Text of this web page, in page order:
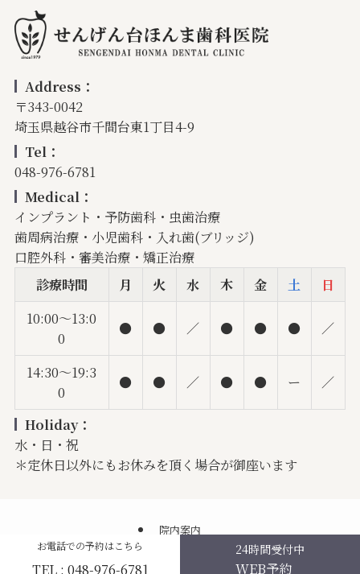
Address：
〒343-0042
埼玉県越谷市千間台東1丁目4-9
Tel：
048-976-6781
Medical：
インプラント・予防歯科・虫歯治療
歯周病治療・小児歯科・入れ歯(ブリッジ)
口腔外科・審美治療・矯正治療
診療時間
月 火 水 木 金 土
日
10:00〜13:0
0
● ● ／ ● ● ● ／
14:30〜19:3
0
● ● ／ ● ● ー ／
Holiday：
水・日・祝
＊定休日以外にもお休みを頂く場合が御座います
院内案内
©せんげん台駅徒歩3分の歯医者｜せんげん台ほんま歯科医院ブログ.
お電話での予約はこちら
TEL : 048-976-6781
24時間受付中
WEB予約